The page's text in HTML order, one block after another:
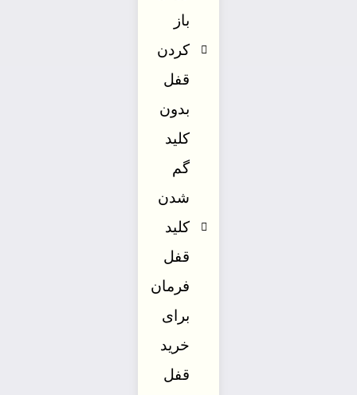
کردن
قفل
بدون
کلید
شدن
کلید
قفل
فرمان
برای
خرید
قفل